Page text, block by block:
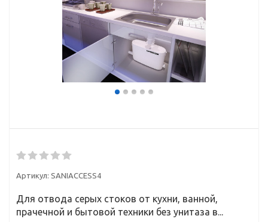
Артикул: SANIACCESS4
Для отвода серых стоков от кухни, ванной,
прачечной и бытовой техники без унитаза в...